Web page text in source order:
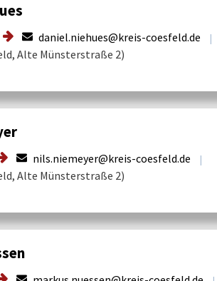
daniel.niehues@kreis-coesfeld.de |
Alte Münsterstraße 2)
nils.niemeyer@kreis-coesfeld.de |
Alte Münsterstraße 2)